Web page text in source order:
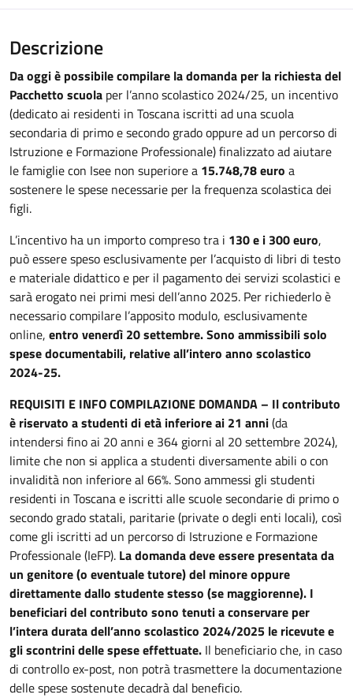
Descrizione
Da oggi è possibile compilare la domanda per la richiesta del
Pacchetto scuola per l’anno scolastico 2024/25, un incentivo
(dedicato ai residenti in Toscana iscritti ad una scuola
secondaria di primo e secondo grado oppure ad un percorso di
Istruzione e Formazione Professionale) finalizzato ad aiutare
le famiglie con Isee non superiore a 15.748,78 euro a
sostenere le spese necessarie per la frequenza scolastica dei
figli.
L’incentivo ha un importo compreso tra i 130 e i 300 euro,
può essere speso esclusivamente per l’acquisto di libri di testo
e materiale didattico e per il pagamento dei servizi scolastici e
sarà erogato nei primi mesi dell’anno 2025. Per richiederlo è
necessario compilare l’apposito modulo, esclusivamente
online, entro venerdì 20 settembre. Sono ammissibili solo
spese documentabili, relative all’intero anno scolastico
2024-25.
REQUISITI E INFO COMPILAZIONE DOMANDA – Il contributo
è riservato a studenti di età inferiore ai 21 anni(da
intendersi fino ai 20 anni e 364 giorni al 20 settembre 2024),
limite che non si applica a studenti diversamente abili o con
invalidità non inferiore al 66%. Sono ammessi gli studenti
residenti in Toscana e iscritti alle scuole secondarie di primo o
secondo grado statali, paritarie (private o degli enti locali), così
come gli iscritti ad un percorso di Istruzione e Formazione
Professionale (IeFP). La domanda deve essere presentata da
un genitore (o eventuale tutore) del minore oppure
direttamente dallo studente stesso (se maggiorenne). I
beneficiari del contributo sono tenuti a conservare per
l’intera durata dell’anno scolastico 2024/2025 le ricevute e
gli scontrini delle spese effettuate. Il beneficiario che, in caso
di controllo ex-post, non potrà trasmettere la documentazione
delle spese sostenute decadrà dal beneficio.